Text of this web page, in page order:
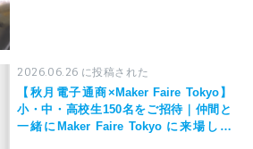
2026.06.26 に投稿された
【秋月電子通商×Maker Faire Tokyo】
小・中・高校生150名をご招待｜仲間と
一緒にMaker Faire Tokyo に来場しよ